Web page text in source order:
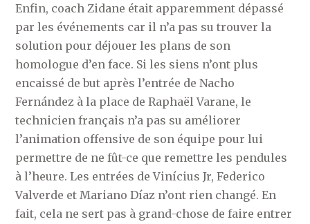
Enfin, coach Zidane était apparemment dépassé
par les événements car il n’a pas su trouver la
solution pour déjouer les plans de son
homologue d’en face. Si les siens n’ont plus
encaissé de but après l’entrée de Nacho
Fernández à la place de Raphaël Varane, le
technicien français n’a pas su améliorer
l’animation offensive de son équipe pour lui
permettre de ne fût-ce que remettre les pendules
à l’heure. Les entrées de Vinícius Jr, Federico
Valverde et Mariano Díaz n’ont rien changé. En
fait, cela ne sert pas à grand-chose de faire entrer